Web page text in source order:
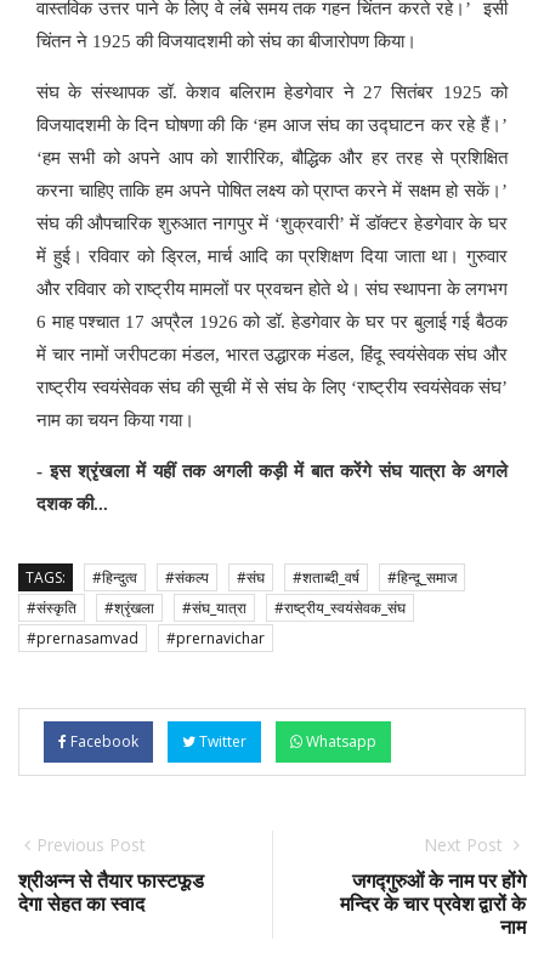
वास्तविक उत्तर पाने के लिए वे लंबे समय तक गहन चिंतन करते रहे।’ इसी
चिंतन ने 1925 की विजयादशमी को संघ का बीजारोपण किया।
संघ के संस्थापक डॉ. केशव बलिराम हेडगेवार ने 27 सितंबर 1925 को
विजयादशमी के दिन घोषणा की कि ‘हम आज संघ का उद्घाटन कर रहे हैं।’
‘हम सभी को अपने आप को शारीरिक, बौद्धिक और हर तरह से प्रशिक्षित
करना चाहिए ताकि हम अपने पोषित लक्ष्य को प्राप्त करने में सक्षम हो सकें।’
संघ की औपचारिक शुरुआत नागपुर में ‘शुक्रवारी’ में डॉक्टर हेडगेवार के घर
में हुई। रविवार को ड्रिल, मार्च आदि का प्रशिक्षण दिया जाता था। गुरुवार
और रविवार को राष्ट्रीय मामलों पर प्रवचन होते थे। संघ स्थापना के लगभग
6 माह पश्चात 17 अप्रैल 1926 को डॉ. हेडगेवार के घर पर बुलाई गई बैठक
में चार नामों जरीपटका मंडल, भारत उद्धारक मंडल, हिंदू स्वयंसेवक संघ और
राष्ट्रीय स्वयंसेवक संघ की सूची में से संघ के लिए ‘राष्ट्रीय स्वयंसेवक संघ’
नाम का चयन किया गया।
- इस श्रृंखला में यहीं तक अगली कड़ी में बात करेंगे संघ यात्रा के अगले
दशक की...
TAGS: #हिन्दुत्व #संकल्प #संघ #शताब्दी_वर्ष
#हिन्दू_समाज
#संस्कृति
#श्रृंखला #संघ_यात्रा
#राष्ट्रीय_स्वयंसेवक_संघ
#prernasamvad
#prernavichar
Facebook Twitter Whatsapp
Previous Post
श्रीअन्न से तैयार फास्टफूड
देगा सेहत का स्वाद
Next Post
जगद्गुरुओं के नाम पर होंगे
मन्दिर के चार प्रवेश द्वारों के
नाम